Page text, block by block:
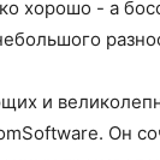
хорошо - а
и
Он